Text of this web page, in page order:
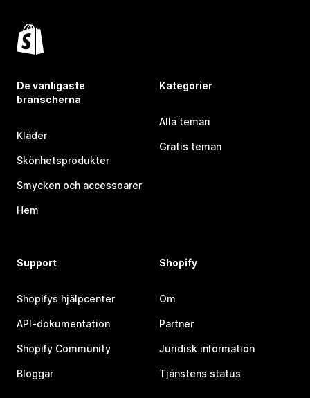
De vanligaste
branscherna
Kläder
Skönhetsprodukter
Smycken och accessoarer
Hem
Kategorier
Alla teman
Gratis teman
Support
Shopifys hjälpcenter
API-dokumentation
Shopify Community
Bloggar
Shopify
Om
Partner
Juridisk information
Tjänstens status